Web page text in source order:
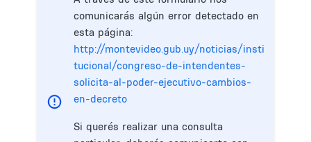
comunicarás algún error detectado en
esta página:
http://montevideo.gub.uy/noticias/insti
tucional/congreso-de-intendentes-
solicita-al-poder-ejecutivo-cambios-
en-decreto
Si querés realizar una consulta